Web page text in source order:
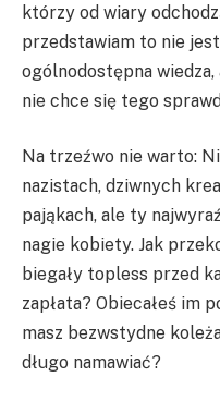
którzy od wiary
przedstawiam to nie
ogólnodostępna
nie chce się tego
Na trzeźwo nie warto:
nazistach, dziwnych
pająkach, ale ty
nagie kobiety. Jak
biegały topless przed
zapłata? Obiecałeś im
masz bezwstydne
długo namawiać?